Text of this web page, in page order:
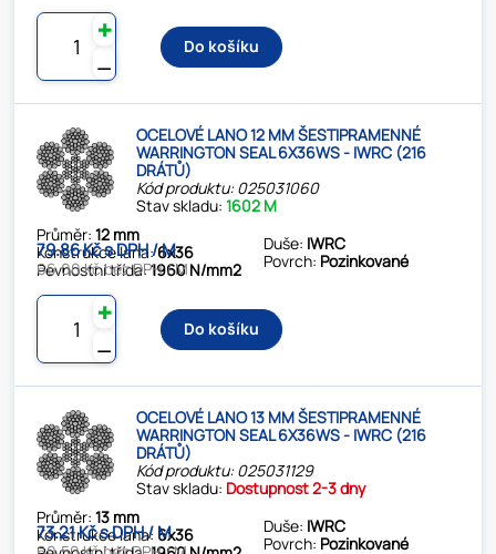
⚊
✚
Do košíku
OCELOVÉ LANO 12 MM ŠESTIPRAMENNÉ
WARRINGTON SEAL 6X36WS - IWRC (216
DRÁTŮ)
Kód produktu: 025031060
Stav skladu:1602 M
Průměr:12 mm
Konstrukce lana:6x36
Pevnostní třída:1960 N/mm2
Duše: IWRC
Povrch: Pozinkované
79.86 Kč s DPH / M
66.00 Kč bez DPH / M
⚊
✚
Do košíku
OCELOVÉ LANO 13 MM ŠESTIPRAMENNÉ
WARRINGTON SEAL 6X36WS - IWRC (216
DRÁTŮ)
Kód produktu: 025031129
Stav skladu: Dostupnost 2-3 dny
Průměr:13 mm
Konstrukce lana: 6x36
Duše: IWRC
Povrch: Pozinkované
73.21 Kč s DPH / M